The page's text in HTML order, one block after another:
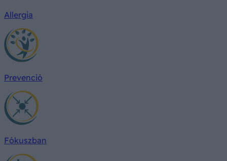
Allergia
Prevenció
Fókuszban